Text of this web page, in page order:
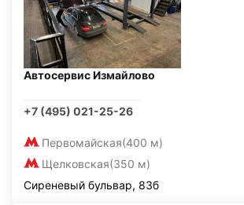
Автосервис Измайлово
+7 (495) 021-25-26
Первомайская(400 м)
Щелковская(350 м)
Сиреневый бульвар, 83б